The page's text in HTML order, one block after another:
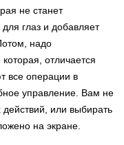
не станет
глаз и добавляет
надо
отличается
все операции в
управление. Вам не
или выбирать
на экране.